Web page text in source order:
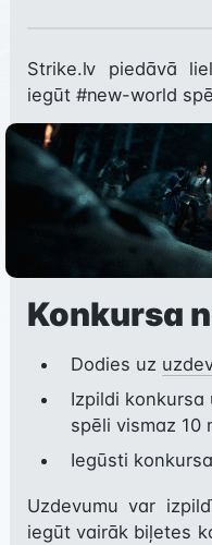
Strike.lv piedāvā
iegūt #new-world
Konkursa
Dodies uz
Izpildi konkursa
spēli vismaz 10
Iegūsti
Uzdevumu var
iegūt vairāk biļetes